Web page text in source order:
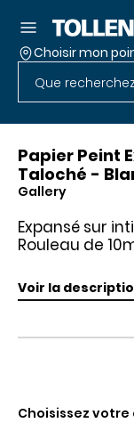
Passer la
Choisir mon
Rechercher
Accéder au
Papier Peint
Taloché -
Gallery
Expansé sur
Rouleau de
Voir la
Choisissez